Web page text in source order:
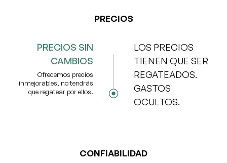
PRECIOS
PRECIOS SIN
CAMBIOS
Ofrecemos precios
inmejorables, no tendrás
que regatear por ellos.
LOS PRECIOS
TIENEN QUE SER
REGATEADOS.
GASTOS
OCULTOS.
CONFIABILIDAD